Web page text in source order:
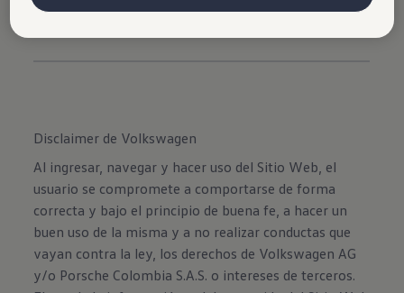
Disclaimer de Volkswagen
Al ingresar, navegar y hacer uso del Sitio Web, el
usuario se compromete a comportarse de forma
correcta y bajo el principio de buena fe, a hacer un
buen uso de la misma y a no realizar conductas que
vayan contra la ley, los derechos de Volkswagen AG
y/o Porsche Colombia S.A.S. o intereses de terceros.